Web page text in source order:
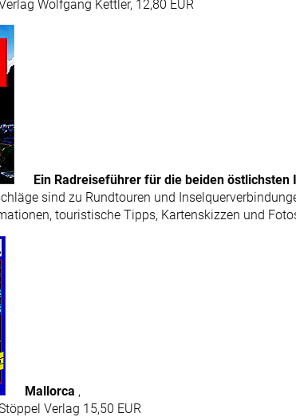
Wolfgang Kettler, 12,80 EUR
Ein Radreiseführer für die beiden östlichsten
sind zu Rundtouren und
touristische Tipps, Kartenskizzen und
Mallorca ,
Verlag 15,50 EUR